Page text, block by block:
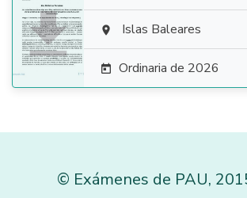
  Islas Baleares
 Ordinaria de 2026
© Exámenes de PAU,